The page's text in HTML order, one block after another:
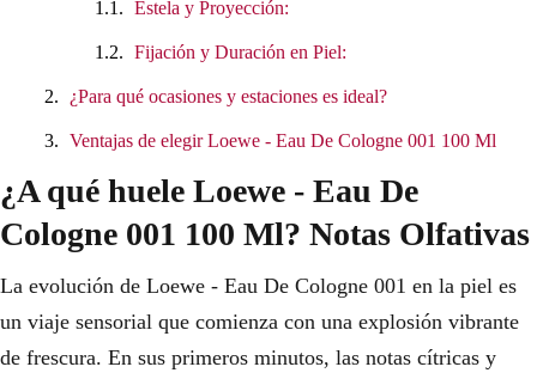
Estela y Proyección:
Fijación y Duración en Piel:
¿Para qué ocasiones y estaciones es ideal?
Ventajas de elegir Loewe - Eau De Cologne 001 100 Ml
¿A qué huele Loewe - Eau De
Cologne 001 100 Ml? Notas Olfativas
La evolución de Loewe - Eau De Cologne 001 en la piel es
un viaje sensorial que comienza con una explosión vibrante
de frescura. En sus primeros minutos, las notas cítricas y